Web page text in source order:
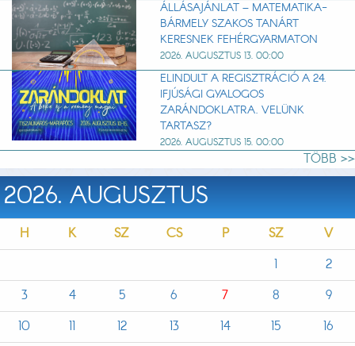
ÁLLÁSAJÁNLAT – MATEMATIKA-
BÁRMELY SZAKOS TANÁRT
KERESNEK FEHÉRGYARMATON
2026. AUGUSZTUS 13. 00:00
ELINDULT A REGISZTRÁCIÓ A 24.
IFJÚSÁGI GYALOGOS
ZARÁNDOKLATRA. VELÜNK
TARTASZ?
2026. AUGUSZTUS 15. 00:00
TÖBB >>
2026. AUGUSZTUS
H K SZ CS P SZ
V
1
2
3
4 5 6 7 8
9
10
11 12 13 14 15 16